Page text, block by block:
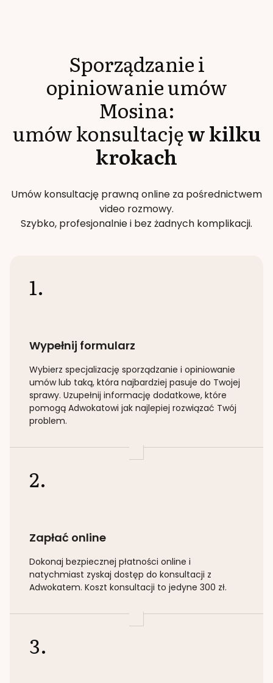
Sporządzanie i
opiniowanie umów
Mosina:
umów konsultacjęw kilku
krokach
Umów konsultację prawną online za pośrednictwem
video rozmowy.
Szybko, profesjonalnie i bez żadnych komplikacji.
1.
Wypełnij formularz
Wybierz specjalizację sporządzanie i opiniowanie
umów lub taką, która najbardziej pasuje do Twojej
sprawy. Uzupełnij informację dodatkowe, które
pomogą Adwokatowi jak najlepiej rozwiązać Twój
problem.
2.
Zapłać online
Dokonaj bezpiecznej płatności online i
natychmiast zyskaj dostęp do konsultacji z
Adwokatem. Koszt konsultacji to jedyne 300 zł.
3.